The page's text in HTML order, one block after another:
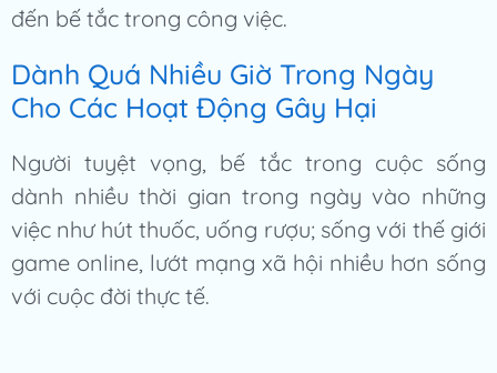
đến bế tắc trong công việc.
Dành Quá Nhiều Giờ Trong Ngày
Cho Các Hoạt Động Gây Hại
Người tuyệt vọng, bế tắc trong cuộc sống
dành nhiều thời gian trong ngày vào những
việc như hút thuốc, uống rượu; sống với thế giới
game online, lướt mạng xã hội nhiều hơn sống
với cuộc đời thực tế.